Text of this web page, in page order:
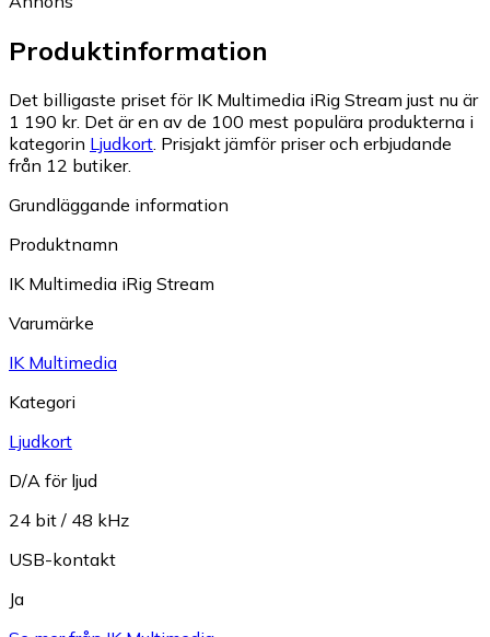
Produktinformation
Det billigaste priset för IK Multimedia iRig Stream just nu är
1 190 kr. Det är en av de 100 mest populära produkterna i
kategorin Ljudkort Prisjakt jämför priser och erbjudande
från 12 butiker.
Grundläggande information
Produktnamn
IK Multimedia iRig Stream
Varumärke
IK Multimedia
Kategori
Ljudkort
D/A för ljud
24 bit / 48 kHz
USB-kontakt
Ja